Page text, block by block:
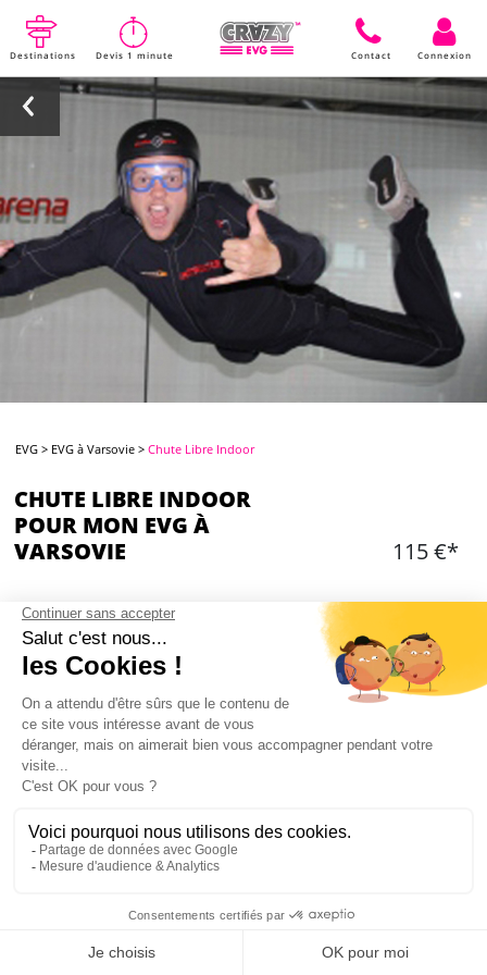
Destinations Devis 1 minute Contact Connexion
EVG > EVG à Varsovie >Chute Libre Indoor
CHUTE LIBRE INDOOR
POUR MON EVG À
VARSOVIE
115 €*
CONTENU
2 sessions de chute libre par personne dans une
Transfert en mini-bus à l'aller et au retour
Assistance de votre guide locale anglophone
Matériel complet de sécurité
Mon EVG à Varsovie